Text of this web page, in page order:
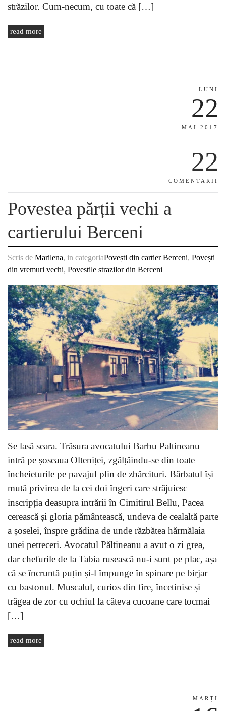
străzilor. Cum-necum, cu toate că […]
read more
LUNI
22
MAI 2017
22
COMENTARII
Povestea părții vechi a
cartierului Berceni
Scris de Marilena, in categoriaPovești din cartier Berceni, Povești
din vremuri vechi, Povestile strazilor din Berceni
Se lasă seara. Trăsura avocatului Barbu Paltineanu
intră pe șoseaua Olteniței, zgâlțâindu-se din toate
încheieturile pe pavajul plin de zbârcituri. Bărbatul își
mută privirea de la cei doi îngeri care străjuiesc
inscripția deasupra intrării în Cimitirul Bellu, Pacea
cerească și gloria pământească, undeva de cealaltă parte
a șoselei, înspre grădina de unde răzbătea hărmălaia
unei petreceri. Avocatul Păltineanu a avut o zi grea,
dar chefurile de la Tabia rusească nu-i sunt pe plac, așa
că se încruntă puțin și-l împunge în spinare pe birjar
cu bastonul. Muscalul, curios din fire, încetinise și
trăgea de zor cu ochiul la câteva cucoane care tocmai
[…]
read more
MARȚI